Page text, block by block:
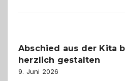
verstehen
Abschied aus der Kita
herzlich gestalten
9. Juni 2026